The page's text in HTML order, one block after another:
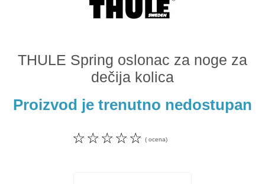
THULE Spring oslonac za noge za
dečija kolica
Proizvod je trenutno nedostupan
☆
☆
☆
☆
☆ ( ocena)